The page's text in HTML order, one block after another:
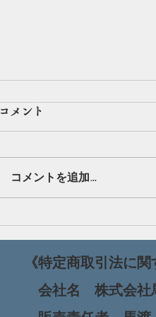
蜂蜜の使い方（応用編）
め！でも、蜂蜜買っても使
わからない・・。 そんな声
だけだと思っていませんか
とえばドレッシングやお料
蜜を使うだけで甘さだけ
蜜ドレッシングレシピ】
油とレモン汁を大さじ２
コメント
コメントを追加…
《特定商取引法に関
会社名 株式会